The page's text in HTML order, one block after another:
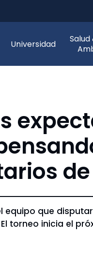
Universidad
Salud
equipo que
torneo inicia el